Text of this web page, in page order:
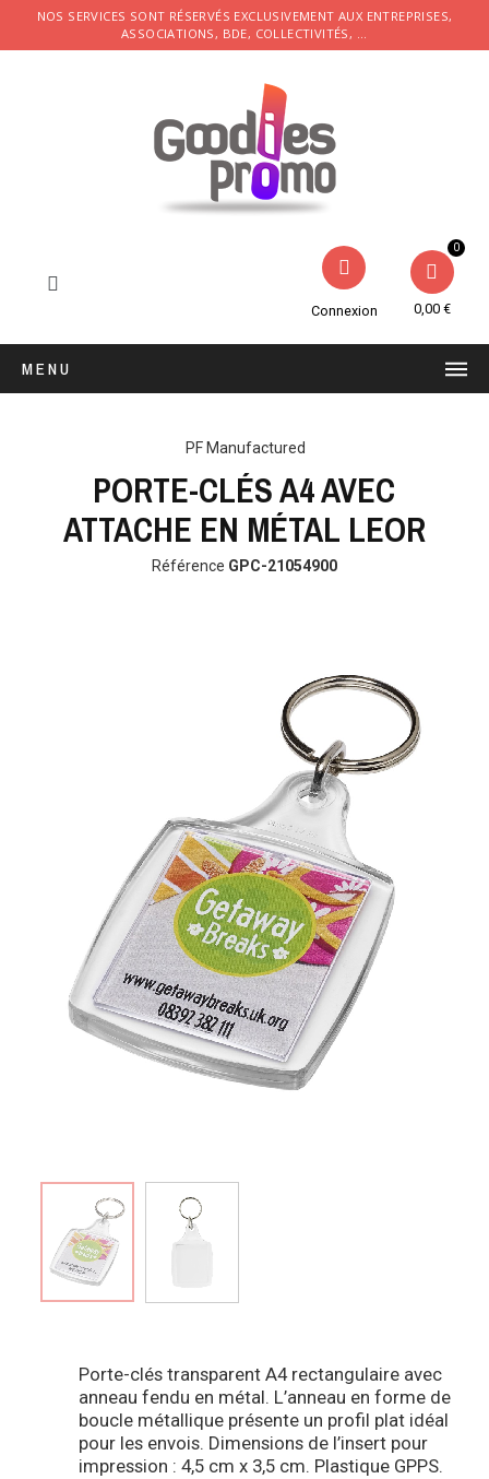
NOS SERVICES SONT RÉSERVÉS EXCLUSIVEMENT AUX ENTREPRISES,
ASSOCIATIONS, BDE, COLLECTIVITÉS, ...
Connexion 0,00 €
MENU
PF Manufactured
PORTE-CLÉS A4 AVEC
ATTACHE EN MÉTAL LEOR
Référence GPC-21054900
Porte-clés transparent A4 rectangulaire avec
anneau fendu en métal. L’anneau en forme de
boucle métallique présente un profil plat idéal
pour les envois. Dimensions de l’insert pour
impression : 4,5 cm x 3,5 cm. Plastique GPPS.